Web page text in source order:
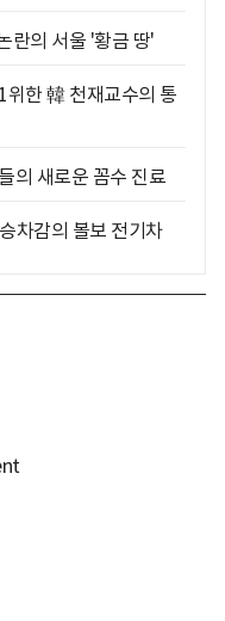
란의 서울 '황금 땅'
한 韓 천재교수의 통
의 새로운 꼼수 진료
차감의 볼보 전기차